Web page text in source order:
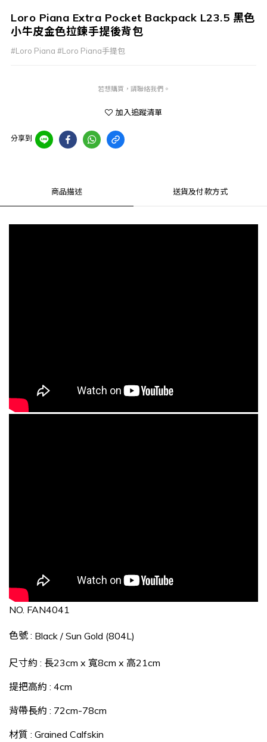
Loro Piana Extra Pocket Backpack L23.5 黑色
小牛皮金色拉鍊手提後背包
#Loro Piana #Loro Piana手提包
若想購買，請聯絡我們。
加入追蹤清單
分享到
商品描述 送貨及付款方式
NO. FAN4041
色號 : Black / Sun Gold (804L)
尺寸約 : 長23cm x 寬8cm x 高21cm
提把高約 : 4cm
背帶長約 : 72cm-78cm
材質 : Grained Calfskin